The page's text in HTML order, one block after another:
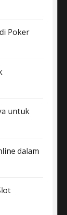
Poker
untuk
dalam